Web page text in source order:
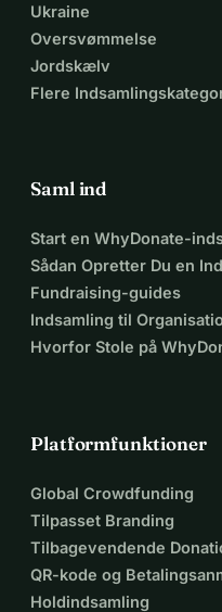
Ukraine
Oversvømmelse
Jordskælv
Flere
Saml ind
Start en WhyDonate-
Sådan Opretter Du en
Fundraising-guides
Indsamling til
Hvorfor Stole på
Platformfunktioner
Global Crowdfunding
Tilpasset Branding
Tilbagevendende
QR-kode og
Holdindsamling